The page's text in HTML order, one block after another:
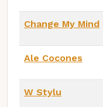
Change My Mind
Ale Cocones
W Stylu